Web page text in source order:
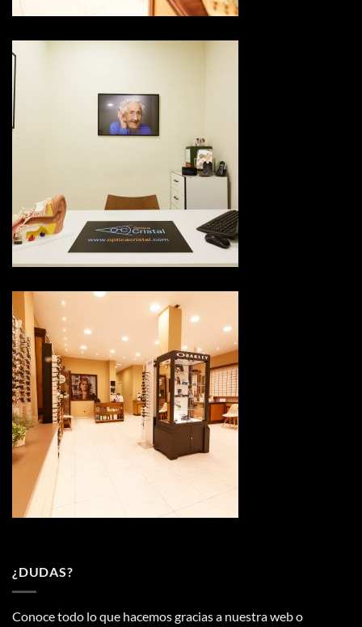
¿DUDAS?
Conoce todo lo que hacemos gracias a nuestra web o